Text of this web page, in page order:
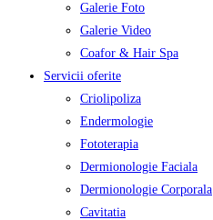
Galerie Foto
Galerie Video
Coafor & Hair Spa
Servicii oferite
Criolipoliza
Endermologie
Fototerapia
Dermionologie Faciala
Dermionologie Corporala
Cavitatia